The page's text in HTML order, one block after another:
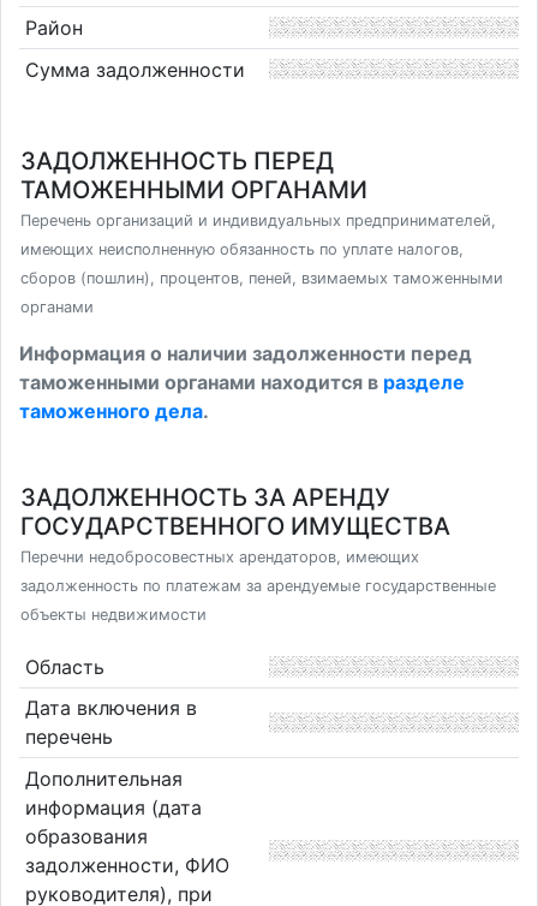
Район
Сумма задолженности
ЗАДОЛЖЕННОСТЬ ПЕРЕД
ТАМОЖЕННЫМИ ОРГАНАМИ
Перечень организаций и индивидуальных предпринимателей,
имеющих неисполненную обязанность по уплате налогов,
сборов (пошлин), процентов, пеней, взимаемых таможенными
органами
Информация о наличии задолженности перед
таможенными органами находится в разделе
таможенного дела.
ЗАДОЛЖЕННОСТЬ ЗА АРЕНДУ
ГОСУДАРСТВЕННОГО ИМУЩЕСТВА
Перечни недобросовестных арендаторов, имеющих
задолженность по платежам за арендуемые государственные
объекты недвижимости
Область
Дата включения в
перечень
Дополнительная
информация (дата
образования
задолженности, ФИО
руководителя), при